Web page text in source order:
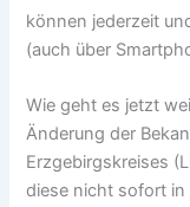
können jederzeit
(auch über
Wie geht es jetzt
Änderung der
Erzgebirgskreises
diese nicht sofort in